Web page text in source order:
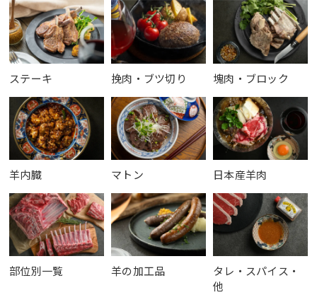
ステーキ 挽肉・ブツ切り 塊肉・ブロック
羊内臓 マトン 日本産羊肉
部位別一覧 羊の加工品
タレ・スパイス・
他